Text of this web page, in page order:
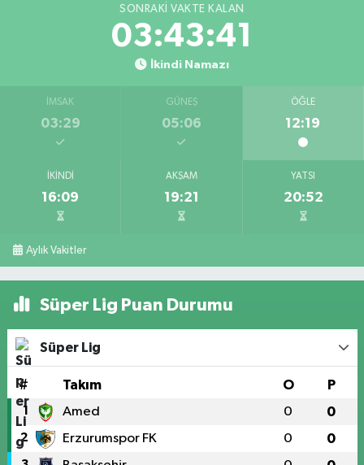
SONRAKI VAKTE KALAN
03:43:41
İkindi Namazı
İMSAK
03:29
GÜNEŞ
05:06
ÖĞLE
12:19
İKINDI
16:09
AKŞAM
19:21
YATSI
20:52
Aylık Vakitler
Süper Lig Puan Durumu
Süper Lig
# Takım O P
1 Amed 0 0
2 Erzurumspor FK 0 0